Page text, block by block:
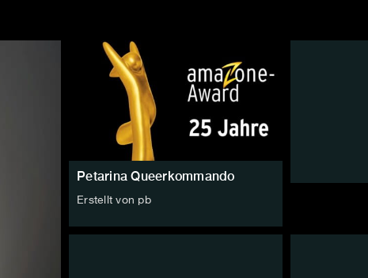
Petarina Queerkommando
Erstellt von pb